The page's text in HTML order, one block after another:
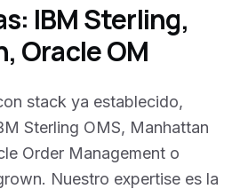
IBM Sterling,
Oracle OM
stack ya establecido,
Sterling OMS, Manhattan
Order Management o
Nuestro expertise es la